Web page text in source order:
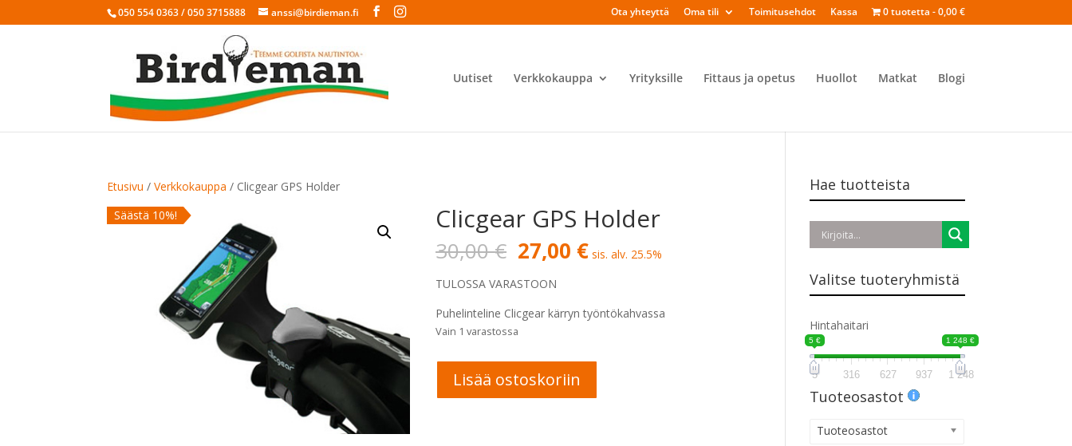
050 554 0363 / 050 3715888 anssi@birdieman.fi Ota yhteyttä Oma tili Toimitusehdot Kassa 0 tuotetta 0,00 €
Uutiset Verkkokauppa Yrityksille Fittaus ja opetus Huollot Matkat Blogi
Etusivu /Verkkokauppa / Clicgear GPS Holder
Säästä 10%!
Clicgear GPS Holder
30,00€ Alkuperäinen
hinta
oli:
30,00 €.
27,00€Nykyinen
hinta
27,00 €.
sis. alv. 25.5%
TULOSSA VARASTOON
Puhelinteline Clicgear kärryn työntökahvassa
Vain 1 varastossa
GPSLisää ostoskoriin
Hae tuotteista
Valitse tuoteryhmistä
Hintahaitari
5 € 1 248 €
5 316 627 937 1 248
Tuoteosastot
Tuoteosastot